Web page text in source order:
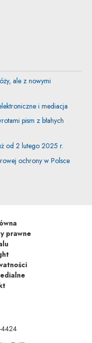
ale z nowymi
i mediacja
pism z błahych
od 2 lutego 2025 r.
ochrony w Polsce
prawne
4424